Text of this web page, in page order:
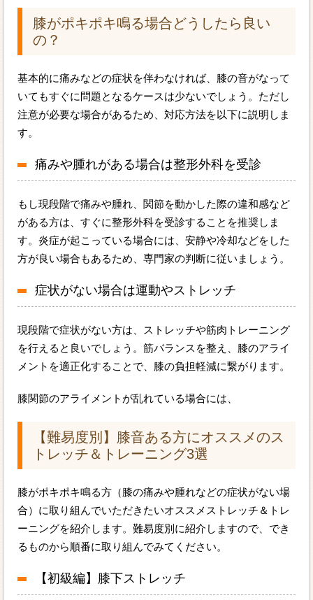
膝がポキポキ鳴る場合どうしたら良い
の？
基本的に痛みなどの症状を伴わなければ、膝の音がなって
いてもすぐに問題となるケースは少ないでしょう。ただし
注意が必要な場合があるため、対応方法を以下に説明しま
す。
痛みや腫れがある場合は整形外科を受診
もし現段階で痛みや腫れ、関節を動かした際の違和感など
がある方は、すぐに整形外科を受診することを推奨しま
す。炎症が起こっている場合には、安静や冷却などをした
方が良い場合もあるため、専門家の判断に従いましょう。
症状がない場合は運動やストレッチ
現段階で症状がない方は、ストレッチや筋肉トレーニング
を行えると良いでしょう。筋バランスを整え、膝のアライ
メントを適正化することで、膝の負担軽減に繋がります。
膝関節のアライメントが乱れている場合には、
【難易度別】膝音ある方にオススメのス
トレッチ＆トレーニング3選
膝がポキポキ鳴る方（膝の痛みや腫れなどの症状がない場
合）に取り組んでいただきたいオススメストレッチ＆トレ
ーニングを紹介します。難易度別に紹介しますので、でき
るものから順番に取り組んでみてください。
【初級編】膝下ストレッチ